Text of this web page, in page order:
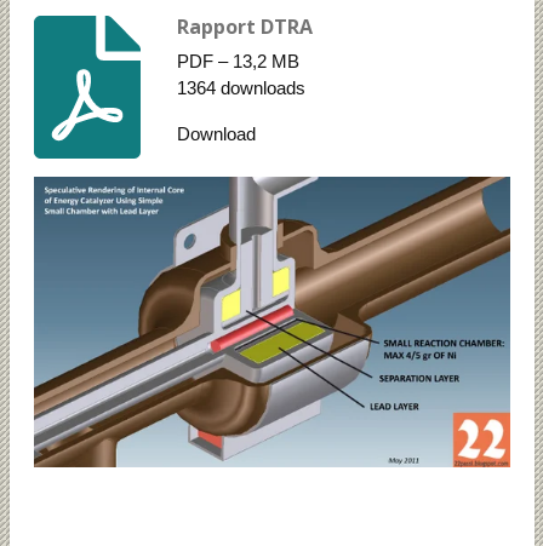
Rapport DTRA
PDF – 13,2 MB
1364 downloads
Download